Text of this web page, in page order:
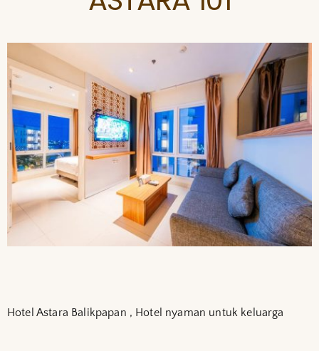
Hotel Astara Balikpapan , Hotel nyaman untuk keluarga